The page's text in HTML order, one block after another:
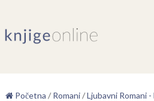
Početna / Romani/Ljubavni Romani -